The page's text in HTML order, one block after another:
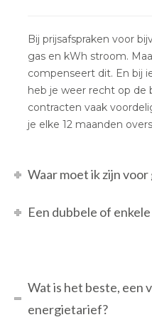
Bij prijsafspraken voor
gas en kWh stroom.
compenseert dit. En bij
heb je weer recht op de
contracten vaak
je elke 12 maanden
Waar moet ik zijn
Een dubbele of
Wat is het beste, een
energietarief?